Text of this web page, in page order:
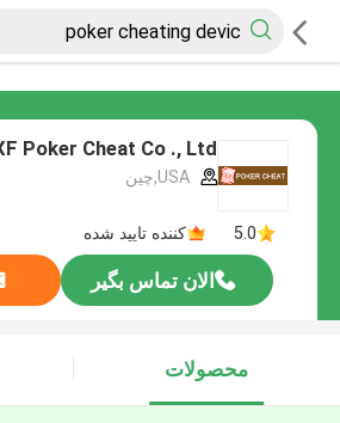
Poker Cheat Co ., Ltd.
5.0 کننده تایید شده
الان تماس بگیر
محصولات